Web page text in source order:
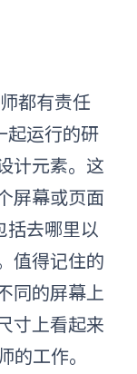
都有责任
起运行的研
计元素。这
屏幕或页面
去哪里以
值得记住的
同的屏幕上
寸上看起来
工作。